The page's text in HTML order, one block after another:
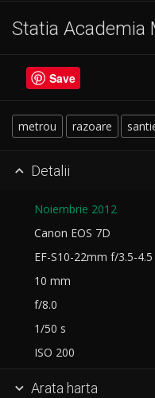
Statia Academia
Save
metrou razoare
 Detalii
Noiembrie 2012
Canon EOS 7D
EF-S10-22mm f/3.5-4.5
10 mm
f/8.0
1/50 s
ISO 200
 Arata harta